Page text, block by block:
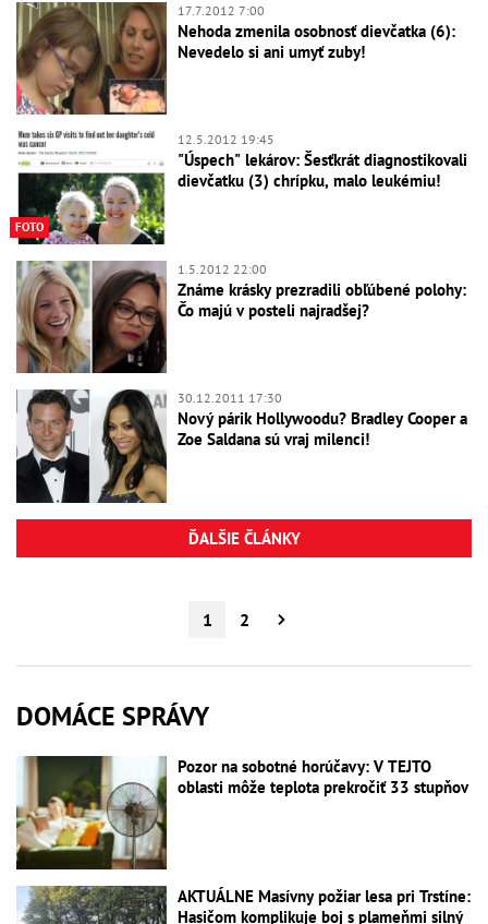
17.7.2012 7:00
Nehoda zmenila osobnosť dievčatka (6):
Nevedelo si ani umyť zuby!
FOTO
12.5.2012 19:45
"Úspech" lekárov: Šesťkrát diagnostikovali
dievčatku (3) chrípku, malo leukémiu!
1.5.2012 22:00
Známe krásky prezradili obľúbené polohy:
Čo majú v posteli najradšej?
30.12.2011 17:30
Nový párik Hollywoodu? Bradley Cooper a
Zoe Saldana sú vraj milenci!
ĎALŠIE ČLÁNKY
1 2
DOMÁCE SPRÁVY
Pozor na sobotné horúčavy: V TEJTO
oblasti môže teplota prekročiť 33 stupňov
AKTUÁLNE Masívny požiar lesa pri Trstíne:
Hasičom komplikuje boj s plameňmi silný